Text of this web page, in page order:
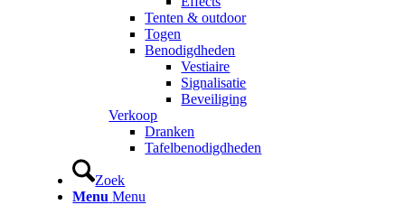
Tenten & outdoor
Togen
Benodigdheden
Vestiaire
Signalisatie
Beveiliging
Verkoop
Dranken
Tafelbenodigdheden
Zoek
Menu Menu